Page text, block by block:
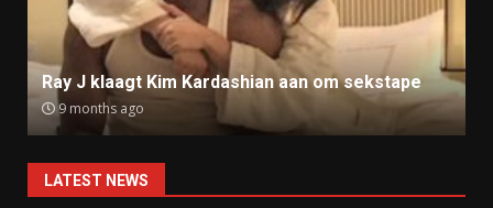
Ray J klaagt Kim Kardashian aan om sekstape
9 months ago
LATEST NEWS